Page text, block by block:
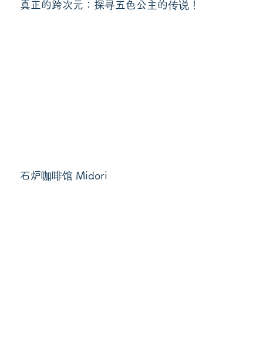
真正的跨次元：探寻五色公主的传说！
石炉咖啡馆 Midori